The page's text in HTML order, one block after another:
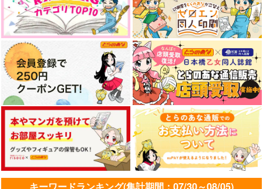
掌の珠
S.A.Color
880円（税込）
煉獄杏寿郎×竈門炭治郎
サンプル
死してのち已む
深海にいます
944円 （税込）
猗窩座×煉獄杏寿郎
サンプル
エゴとスカート
Nikumeshi
787円（税込）
童磨×猗窩座
サンプル